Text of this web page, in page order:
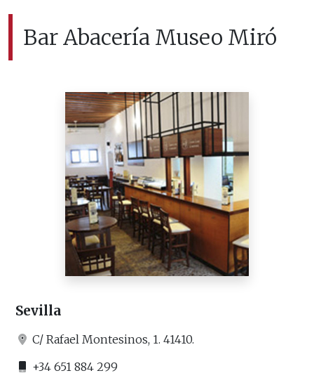
Bar Abacería Museo Miró
Sevilla
C/ Rafael Montesinos, 1. 41410.
+34 651 884 299